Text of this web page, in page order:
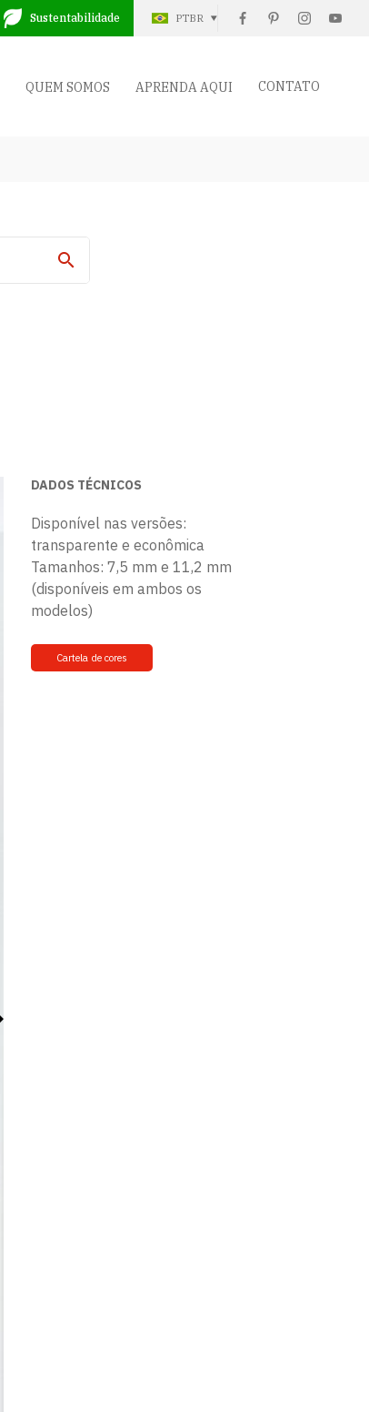
Sustentabilidade PTBR
QUEM SOMOS APRENDA AQUI CONTATO
DADOS TÉCNICOS
Disponível nas versões:
transparente e econômica
Tamanhos: 7,5 mm e 11,2 mm
(disponíveis em ambos os
modelos)
Cartela de cores